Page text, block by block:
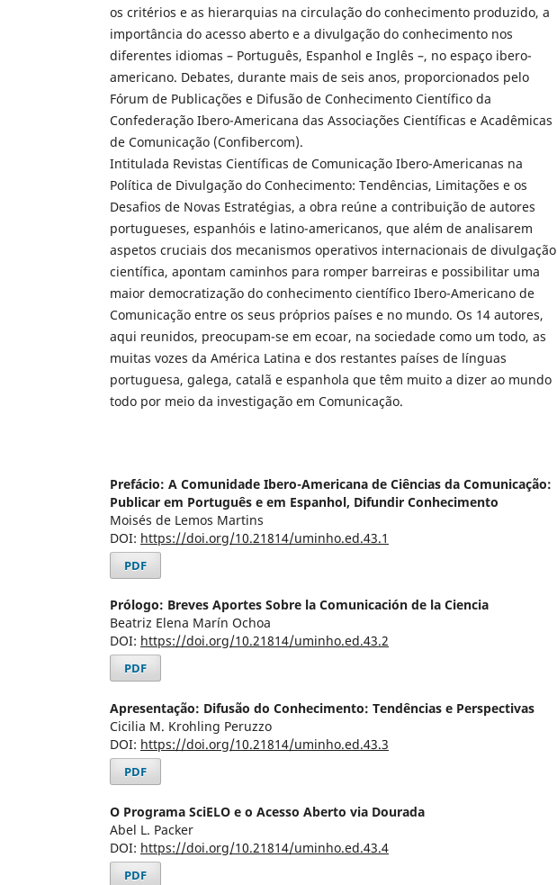
os critérios e as hierarquias na circulação do conhecimento produzido, a
importância do acesso aberto e a divulgação do conhecimento nos
diferentes idiomas – Português, Espanhol e Inglês –, no espaço ibero-
americano. Debates, durante mais de seis anos, proporcionados pelo
Fórum de Publicações e Difusão de Conhecimento Científico da
Confederação Ibero-Americana das Associações Científicas e Acadêmicas
de Comunicação (Confibercom).
Intitulada Revistas Científicas de Comunicação Ibero-Americanas na
Política de Divulgação do Conhecimento: Tendências, Limitações e os
Desafios de Novas Estratégias, a obra reúne a contribuição de autores
portugueses, espanhóis e latino-americanos, que além de analisarem
aspetos cruciais dos mecanismos operativos internacionais de divulgação
científica, apontam caminhos para romper barreiras e possibilitar uma
maior democratização do conhecimento científico Ibero-Americano de
Comunicação entre os seus próprios países e no mundo. Os 14 autores,
aqui reunidos, preocupam-se em ecoar, na sociedade como um todo, as
muitas vozes da América Latina e dos restantes países de línguas
portuguesa, galega, catalã e espanhola que têm muito a dizer ao mundo
todo por meio da investigação em Comunicação.
Prefácio: A Comunidade Ibero-Americana de Ciências da Comunicação:
Publicar em Português e em Espanhol, Difundir Conhecimento
Moisés de Lemos Martins
DOI: https://doi.org/10.21814/uminho.ed.43.1
PDF
Prólogo: Breves Aportes Sobre la Comunicación de la Ciencia
Beatriz Elena Marín Ochoa
DOI: https://doi.org/10.21814/uminho.ed.43.2
PDF
Apresentação: Difusão do Conhecimento: Tendências e Perspectivas
Cicilia M. Krohling Peruzzo
DOI: https://doi.org/10.21814/uminho.ed.43.3
PDF
O Programa SciELO e o Acesso Aberto via Dourada
Abel L. Packer
DOI: https://doi.org/10.21814/uminho.ed.43.4
PDF